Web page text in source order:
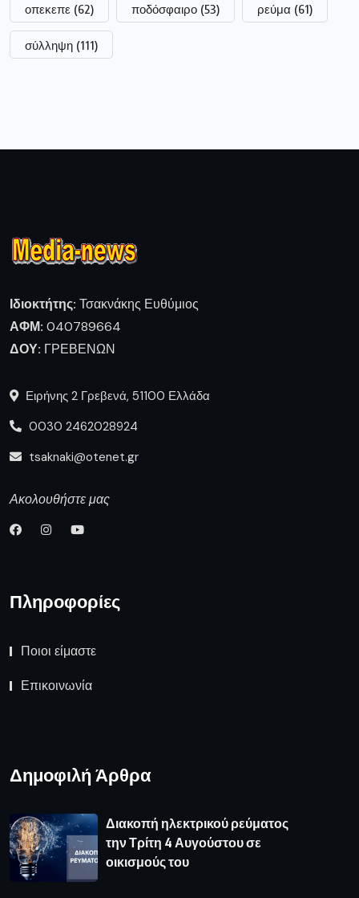
οπεκεπε (62) ποδόσφαιρο (53) ρεύμα (61)
σύλληψη (111)
Ιδιοκτήτης: Τσακνάκης Ευθύμιος
ΑΦΜ: 040789664
ΔΟΥ: ΓΡΕΒΕΝΩΝ
Ειρήνης 2 Γρεβενά, 51100 Ελλάδα
0030 2462028924
tsaknaki@otenet.gr
Ακολουθήστε μας
Πληροφορίες
Ποιοι είμαστε
Επικοινωνία
Δημοφιλή Άρθρα
Διακοπή ηλεκτρικού ρεύματος
την Τρίτη 4 Αυγούστου σε
οικισμούς του